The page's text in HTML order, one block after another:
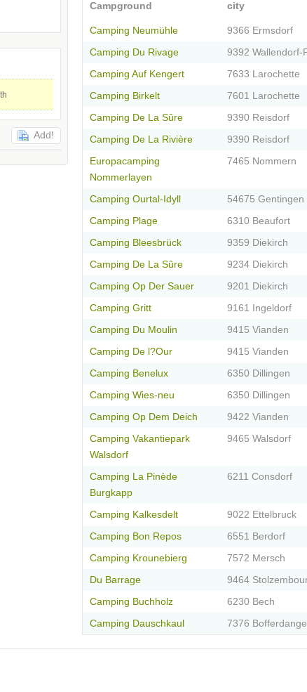
Add!
Campground city
Camping Neumühle 9366 Ermsdorf
Camping Du Rivage 9392 Wallendorf-
Camping Auf Kengert 7633 Larochette
Camping Birkelt 7601 Larochette
Camping De La Sûre 9390 Reisdorf
Camping De La Rivière 9390 Reisdorf
Europacamping
Nommerlayen
7465 Nommern
Camping Ourtal-Idyll 54675 Gentingen
Camping Plage 6310 Beaufort
Camping Bleesbrück 9359 Diekirch
Camping De La Sûre 9234 Diekirch
Camping Op Der Sauer 9201 Diekirch
Camping Gritt 9161 Ingeldorf
Camping Du Moulin 9415 Vianden
Camping De l?Our 9415 Vianden
Camping Benelux 6350 Dillingen
Camping Wies-neu 6350 Dillingen
Camping Op Dem Deich 9422 Vianden
Camping Vakantiepark
Walsdorf
9465 Walsdorf
Camping La Pinède
Burgkapp
6211 Consdorf
Camping Kalkesdelt 9022 Ettelbruck
Camping Bon Repos 6551 Berdorf
Camping Krounebierg 7572 Mersch
Du Barrage 9464
Camping Buchholz 6230 Bech
Camping Dauschkaul 7376 Bofferdange